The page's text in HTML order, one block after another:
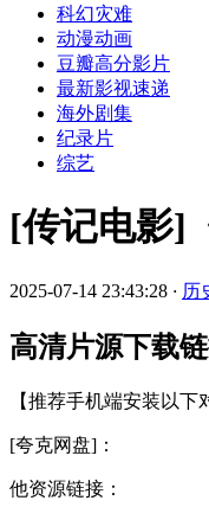
科幻灾难
动漫动画
豆瓣高分影片
最新影视速递
海外剧集
纪录片
综艺
[传记电影]
2025-07-14 23:43:28 · 历
高清片源下载
【推荐手机端安装以
[夸克网盘]：
他资源链接：